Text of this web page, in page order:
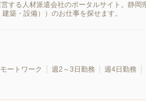
する人材派遣会社のポータルサイト。静
築・設備））のお仕事を探せます。
ートワーク 週2～3日勤務 週4日勤務